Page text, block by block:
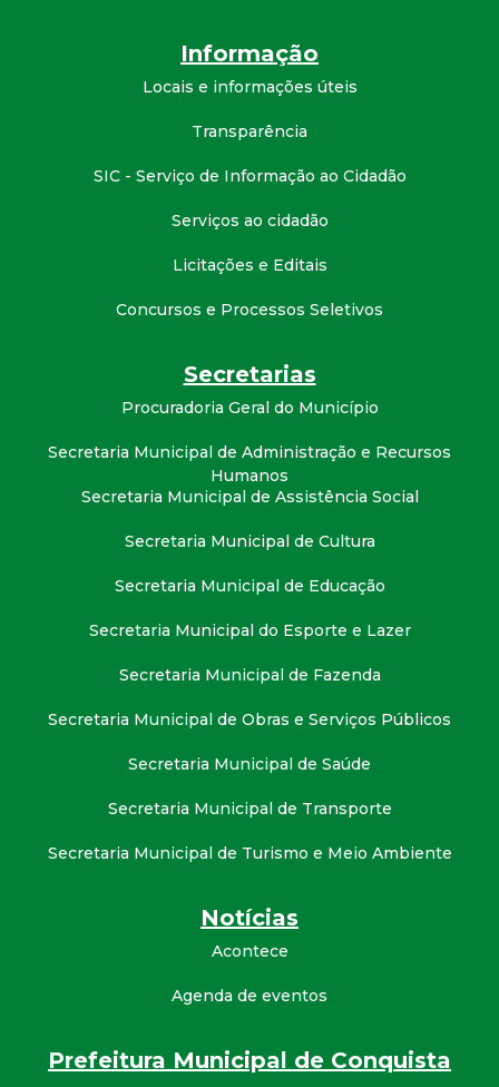
Informação
Locais e informações úteis
Transparência
SIC - Serviço de Informação ao Cidadão
Serviços ao cidadão
Licitações e Editais
Concursos e Processos Seletivos
Secretarias
Procuradoria Geral do Município
Secretaria Municipal de Administração e Recursos
Humanos
Secretaria Municipal de Assistência Social
Secretaria Municipal de Cultura
Secretaria Municipal de Educação
Secretaria Municipal do Esporte e Lazer
Secretaria Municipal de Fazenda
Secretaria Municipal de Obras e Serviços Públicos
Secretaria Municipal de Saúde
Secretaria Municipal de Transporte
Secretaria Municipal de Turismo e Meio Ambiente
Notícias
Acontece
Agenda de eventos
Prefeitura Municipal de Conquista